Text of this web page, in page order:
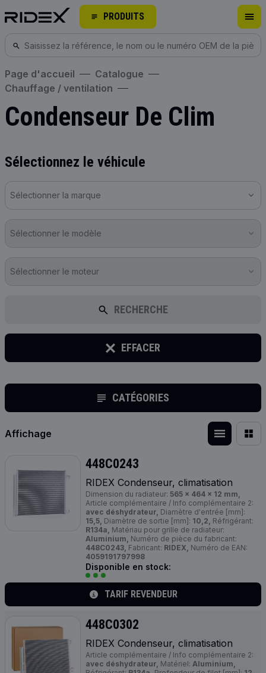
PRODUITS
Page d'accueil
Catalogue
Chauffage / ventilation
Condenseur De Clim
Sélectionnez le véhicule
Sélectionner la marque
Sélectionner le modèle
Sélectionner le moteur
RECHERCHE
EFFACER
CATÉGORIES
Affichage
448C0243
RIDEX Condenseur, climatisation
Dimension du radiateur: 565 x 464 x 12 mm,
Article complémentaire / Info complémentaire 2:
avec déshydrateur, Diamètre d'entrée [mm]:
15,5, Diamètre de sortie [mm]: 10,2, Réfrigérant:
R134a, Matériau pour grille de radiateur:
Aluminium, Numéro de pièce du fabricant:
448C0243, Fabricant: RIDEX, Numéro de EAN:
4059191797998
Disponible en stock:
TARIF REVENDEUR
448C0302
RIDEX Condenseur, climatisation
Article complémentaire / Info complémentaire 2:
avec déshydrateur, Matériel: Aluminium,